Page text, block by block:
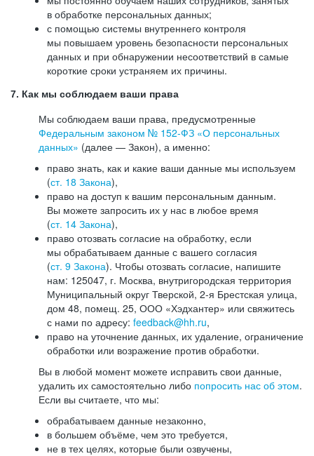
в обработке персональных данных;
с помощью системы внутреннего контроля
мы повышаем уровень безопасности персональных
данных и при обнаружении несоответствий в самые
короткие сроки устраняем их причины.
7. Как мы соблюдаем ваши права
Мы соблюдаем ваши права, предусмотренные
Федеральным законом № 152-ФЗ «О персональных
данных» (далее — Закон), а именно:
право знать, как и какие ваши данные мы используем
(ст. 18 Закона),
право на доступ к вашим персональным данным.
Вы можете запросить их у нас в любое время
(ст. 14 Закона),
право отозвать согласие на обработку, если
мы обрабатываем данные с вашего согласия
(ст. 9 Закона). Чтобы отозвать согласие, напишите
нам: 125047, г. Москва, внутригородская территория
Муниципальный округ Тверской, 2-я Брестская улица,
дом 48, помещ. 25, ООО «Хэдхантер» или свяжитесь
с нами по адресу: feedback@hh.ru,
право на уточнение данных, их удаление, ограничение
обработки или возражение против обработки.
Вы в любой момент можете исправить свои данные,
удалить их самостоятельно либо попросить нас об этом.
Если вы считаете, что мы:
обрабатываем данные незаконно,
в большем объёме, чем это требуется,
не в тех целях, которые были озвучены,